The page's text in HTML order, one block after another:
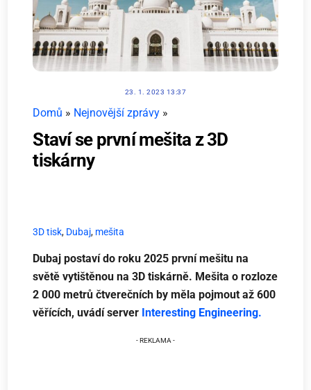
23. 1. 2023 13:37
Domů » Nejnovější zprávy »
Staví se první mešita z 3D
tiskárny
3D tisk, Dubaj, mešita
Dubaj postaví do roku 2025 první mešitu na
světě vytištěnou na 3D tiskárně. Mešita o rozloze
2 000 metrů čtverečních by měla pojmout až 600
věřících, uvádí server Interesting Engineering.